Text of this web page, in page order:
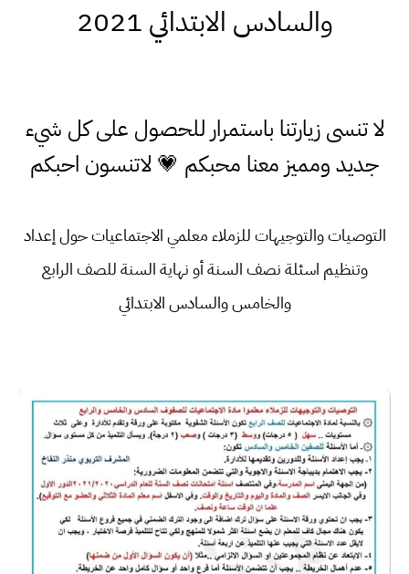
والسادس الابتدائي 2021
لا تنسى زيارتنا باستمرار للحصول على كل شيء
جديد ومميز معنا محبكم 💗 لاتنسون احبكم
التوصيات والتوجيهات للزملاء معلمي الاجتماعيات حول إعداد
وتنظيم اسئلة نصف السنة أو نهاية السنة للصف الرابع
والخامس والسادس الابتدائي